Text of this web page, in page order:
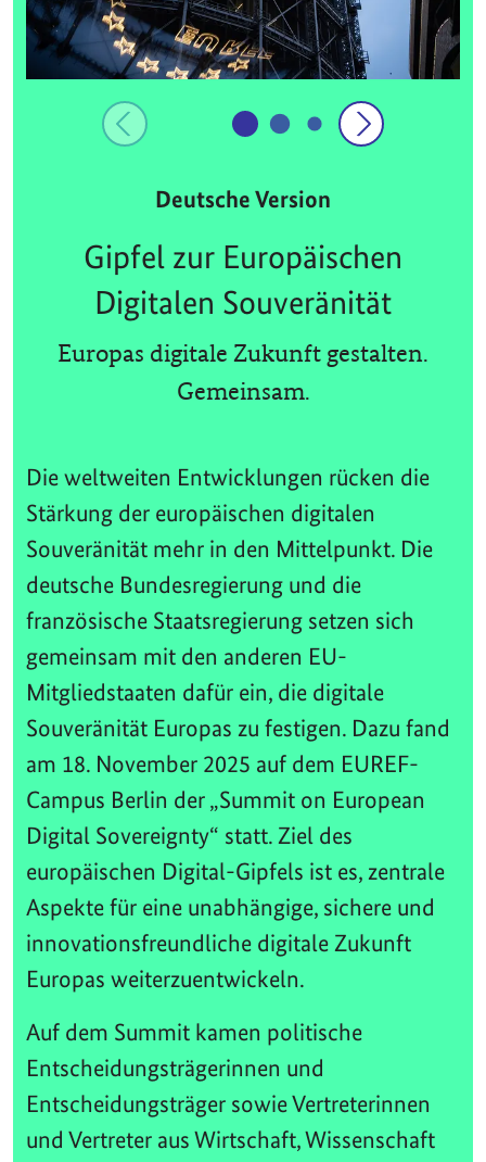
Deutsche Version
Gipfel zur Europäischen
Digitalen Souveränität
Europas digitale Zukunft gestalten.
Gemeinsam.
Die weltweiten Entwicklungen rücken die
Stärkung der europäischen digitalen
Souveränität mehr in den Mittelpunkt. Die
deutsche Bundesregierung und die
französische Staatsregierung setzen sich
gemeinsam mit den anderen EU-
Mitgliedstaaten dafür ein, die digitale
Souveränität Europas zu festigen. Dazu fand
am 18. November 2025 auf dem EUREF-
Campus Berlin der „Summit on European
Digital Sovereignty“ statt. Ziel des
europäischen Digital-Gipfels ist es, zentrale
Aspekte für eine unabhängige, sichere und
innovationsfreundliche digitale Zukunft
Europas weiterzuentwickeln.
Auf dem Summit kamen politische
Entscheidungsträgerinnen und
Entscheidungsträger sowie Vertreterinnen
und Vertreter aus Wirtschaft, Wissenschaft